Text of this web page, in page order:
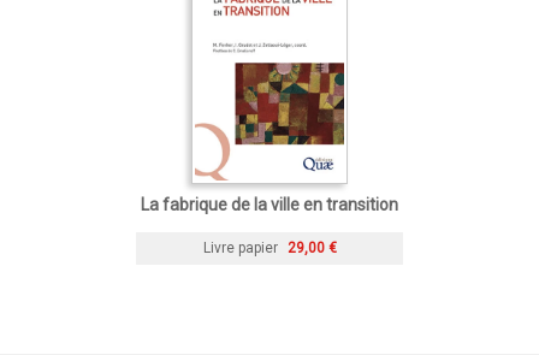
La fabrique de la ville en transition
Livre papier 29,00 €